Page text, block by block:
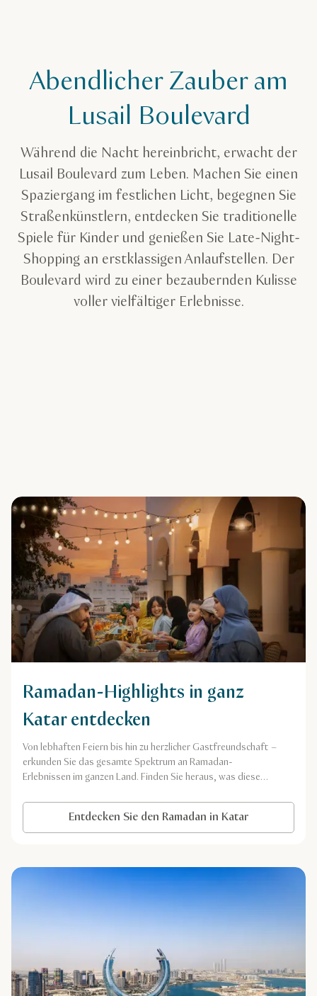
Abendlicher Zauber am
Lusail Boulevard
Während die Nacht hereinbricht, erwacht der
Lusail Boulevard zum Leben. Machen Sie einen
Spaziergang im festlichen Licht, begegnen Sie
Straßenkünstlern, entdecken Sie traditionelle
Spiele für Kinder und genießen Sie Late-Night-
Shopping an erstklassigen Anlaufstellen. Der
Boulevard wird zu einer bezaubernden Kulisse
voller vielfältiger Erlebnisse.
Ramadan-Highlights in ganz
Katar entdecken
Von lebhaften Feiern bis hin zu herzlicher Gastfreundschaft –
erkunden Sie das gesamte Spektrum an Ramadan-
Erlebnissen im ganzen Land. Finden Sie heraus, was diese
Entdecken Sie den Ramadan in Katar